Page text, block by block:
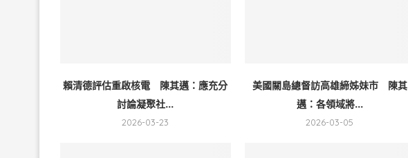
賴清德評估重啟核電 陳其邁：應充分
討論凝聚社...
2026-03-23
美國關島總督訪高雄締姊妹市 陳其
邁：各領域將...
2026-03-05